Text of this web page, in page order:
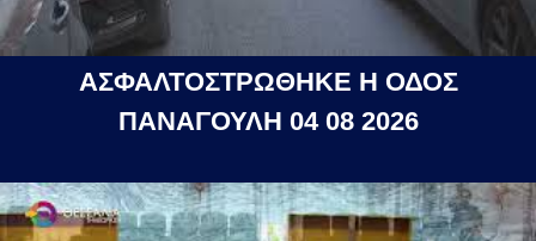
ΑΣΦΑΛΤΟΣΤΡΩΘΗΚΕ Η ΟΔΟΣ
ΠΑΝΑΓΟΥΛΗ 04 08 2026